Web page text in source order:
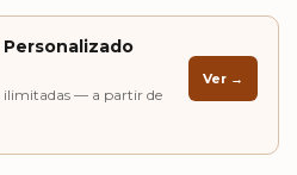
ilimitadas — a partir de
Ver →